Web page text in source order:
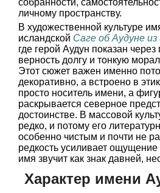
собранности,
личному пространству.
В художественной культуре
исландской Саге об Аудуне
где герой Аудун показан
верность долгу и тонкую
Этот сюжет важен именно
декоративно, а встроено в
просто носитель имени, а
раскрывается северное
достоинстве. В массовой
редко, и потому его
особенно чистым и почти не
редкость усиливает ощущение
имя звучит как знак давней,
Характер имени